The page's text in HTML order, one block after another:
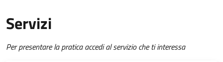
Servizi
Per presentare la pratica accedi al servizio che ti interessa